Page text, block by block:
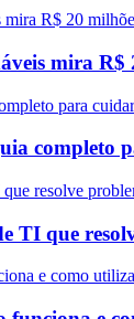
mira
completo
TI que